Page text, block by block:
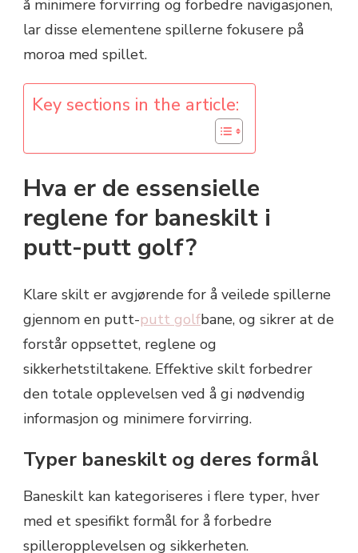
å minimere forvirring og forbedre navigasjonen,
lar disse elementene spillerne fokusere på
moroa med spillet.
Key sections in the article:
Hva er de essensielle
reglene for baneskilt i
putt-putt golf?
Klare skilt er avgjørende for å veilede spillerne
gjennom en putt-putt golfbane, og sikrer at de
forstår oppsettet, reglene og
sikkerhetstiltakene. Effektive skilt forbedrer
den totale opplevelsen ved å gi nødvendig
informasjon og minimere forvirring.
Typer baneskilt og deres formål
Baneskilt kan kategoriseres i flere typer, hver
med et spesifikt formål for å forbedre
spilleropplevelsen og sikkerheten.